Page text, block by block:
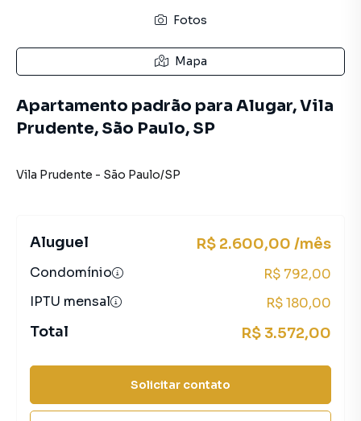
Fotos
Mapa
Apartamento padrão para Alugar, Vila
Prudente, São Paulo, SP
Vila Prudente - São Paulo/SP
Aluguel R$ 2.600,00 /mês
Condomínio
R$ 792,00
IPTU mensal
R$ 180,00
Total R$ 3.572,00
Solicitar contato